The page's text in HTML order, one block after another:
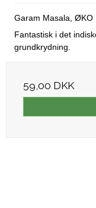
Garam Masala, ØKO
Fantastisk i det
grundkrydning.
59,00 DKK